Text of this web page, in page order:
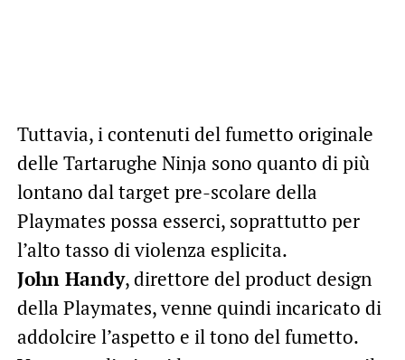
Tuttavia, i contenuti del fumetto originale
delle Tartarughe Ninja sono quanto di più
lontano dal target pre-scolare della
Playmates possa esserci, soprattutto per
l’alto tasso di violenza esplicita.
John Handy, direttore del product design
della Playmates, venne quindi incaricato di
addolcire l’aspetto e il tono del fumetto.